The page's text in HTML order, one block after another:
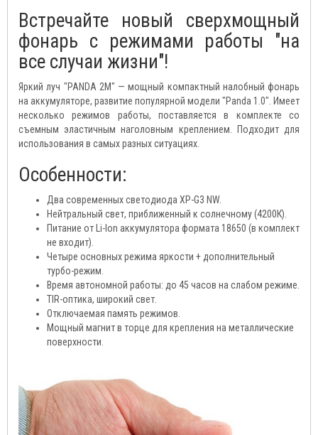
Встречайте новый сверхмощный
фонарь с режимами работы "на
все случаи жизни"!
Яркий луч "PANDA 2M" — мощный компактный налобный фонарь
на аккумуляторе, развитие популярной модели "Panda 1.0". Имеет
несколько режимов работы, поставляется в комплекте со
съемным эластичным наголовным креплением. Подходит для
использования в самых разных ситуациях.
Особенности:
Два современных светодиода XP-G3 NW.
Нейтральный свет, приближенный к солнечному (4200К).
Питание от Li-Ion аккумулятора формата 18650 (в комплект
не входит).
Четыре основных режима яркости + дополнительный
турбо-режим.
Время автономной работы: до 45 часов на слабом режиме.
TIR-оптика, широкий свет.
Отключаемая память режимов.
Мощный магнит в торце для крепления на металлические
поверхности.